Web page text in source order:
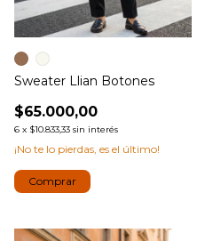
Sweater Llian Botones
$65.000,00
6 x $10.833,33 sin interés
¡No te lo pierdas, es el último!
Comprar